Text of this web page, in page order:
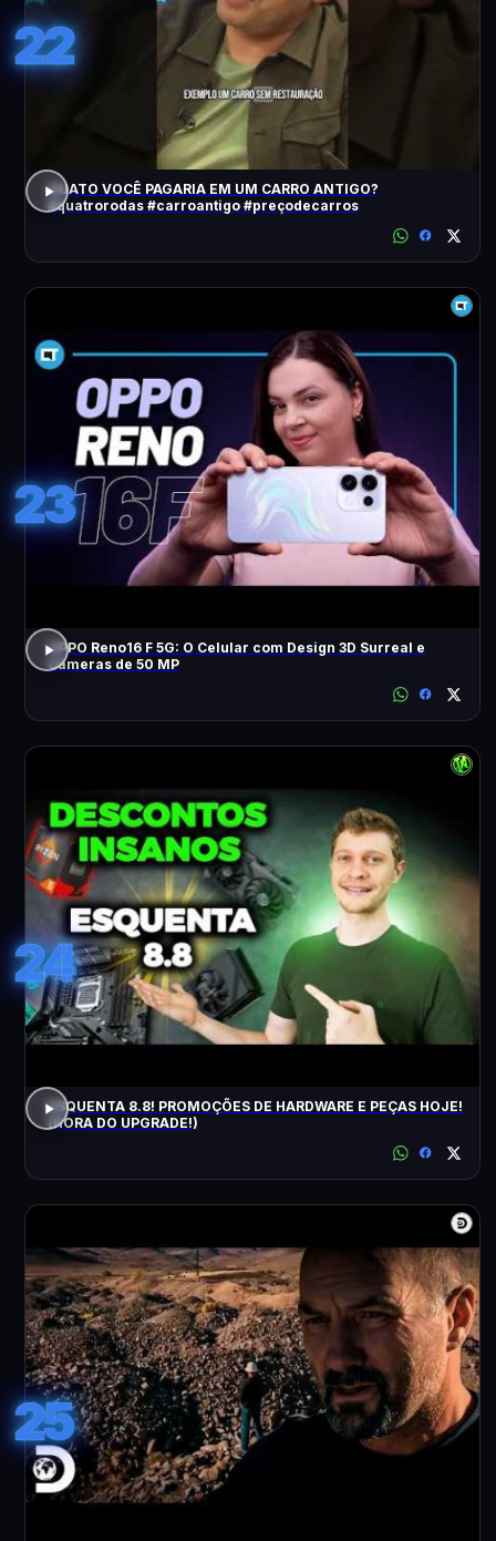
22
QUATO VOCÊ PAGARIA EM UM CARRO ANTIGO?
#quatrorodas #carroantigo #preçodecarros
23
OPPO Reno16 F 5G: O Celular com Design 3D Surreal e
Câmeras de 50 MP
24
ESQUENTA 8.8! PROMOÇÕES DE HARDWARE E PEÇAS HOJE!
(HORA DO UPGRADE!)
25